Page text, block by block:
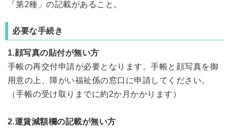
「第2種」の記載があること。
必要な手続き
1.顔写真の貼付が無い方
手帳の再交付申請が必要となります。手帳と顔写真を御
用意の上、障がい福祉係の窓口に申請してください。
（手帳の受け取りまでに約2か月かかります）
2.運賃減額欄の記載が無い方